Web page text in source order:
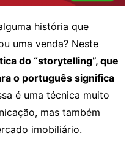
história que
uma venda? Neste
do “storytelling”, que
o português significa
é uma técnica muito
mas também
imobiliário.